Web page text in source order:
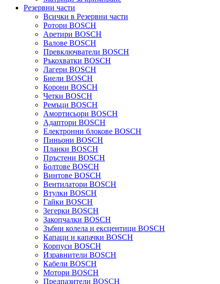
Резервни части
Всички в Резервни части
Ротори BOSCH
Аретири BOSCH
Валове BOSCH
Превключватели BOSCH
Ръкохватки BOSCH
Лагери BOSCH
Биели BOSCH
Корони BOSCH
Четки BOSCH
Ремъци BOSCH
Амортисьори BOSCH
Адаптори BOSCH
Електронни блокове BOSCH
Пиньони BOSCH
Планки BOSCH
Пръстени BOSCH
Болтове BOSCH
Винтове BOSCH
Вентилатори BOSCH
Втулки BOSCH
Гайки BOSCH
Зегерки BOSCH
Закопчалки BOSCH
Зъбни колела и ексцентици BOSCH
Капаци и капачки BOSCH
Корпуси BOSCH
Изравнители BOSCH
Кабели BOSCH
Мотори BOSCH
Предпазители BOSCH